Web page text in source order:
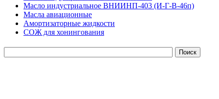
Масло индустриальное ВНИИНП-403 (И-Г-В-46п)
Масла авиационные
Амортизаторные жидкости
СОЖ для хонингования